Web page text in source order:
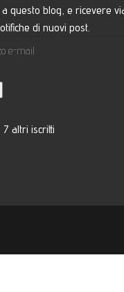
questo blog, e ricevere
di nuovi post.
7 altri iscritti